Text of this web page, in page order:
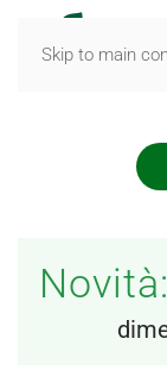
Skip to main
Novità: